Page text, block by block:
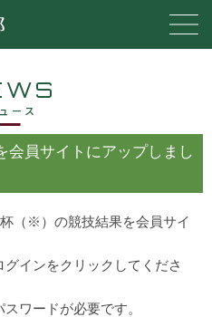
ース
会員サイトにアップしまし
（※）の競技結果を会員サイ
インをクリックしてくださ
ワードが必要です。